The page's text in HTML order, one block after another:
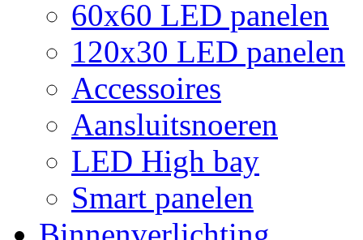
60x60 LED panelen
120x30 LED panelen
Accessoires
Aansluitsnoeren
LED High bay
Smart panelen